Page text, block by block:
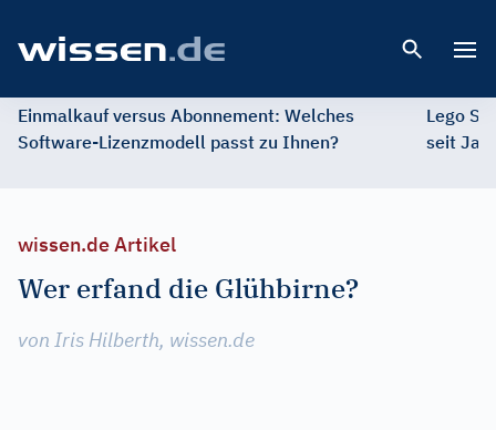
Einmalkauf versus Abonnement: Welches
Software-Lizenzmodell passt zu Ihnen?
Lego
seit
wissen.de Artikel
Wer erfand die Glühbirne?
von Iris Hilberth, wissen.de